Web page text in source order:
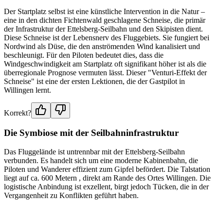
Der Startplatz selbst ist eine künstliche Intervention in die Natur –
eine in den dichten Fichtenwald geschlagene Schneise, die primär
der Infrastruktur der Ettelsberg-Seilbahn und den Skipisten dient.
Diese Schneise ist der Lebensnerv des Fluggebiets. Sie fungiert bei
Nordwind als Düse, die den anströmenden Wind kanalisiert und
beschleunigt. Für den Piloten bedeutet dies, dass die
Windgeschwindigkeit am Startplatz oft signifikant höher ist als die
überregionale Prognose vermuten lässt. Dieser "Venturi-Effekt der
Schneise" ist eine der ersten Lektionen, die der Gastpilot in
Willingen lernt.
Korrekt?
Die Symbiose mit der Seilbahninfrastruktur
Das Fluggelände ist untrennbar mit der Ettelsberg-Seilbahn
verbunden. Es handelt sich um eine moderne Kabinenbahn, die
Piloten und Wanderer effizient zum Gipfel befördert. Die Talstation
liegt auf ca. 600 Metern , direkt am Rande des Ortes Willingen. Die
logistische Anbindung ist exzellent, birgt jedoch Tücken, die in der
Vergangenheit zu Konflikten geführt haben.